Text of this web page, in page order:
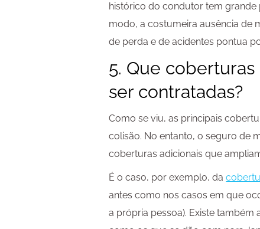
histórico do condutor tem grande
modo, a costumeira ausência de
de perda e de acidentes pontua
5. Que
ser contratadas?
Como se viu, as principais
colisão. No entanto, o seguro de
coberturas adicionais que
É o caso, por exemplo, da
antes como nos casos em que
a própria pessoa). Existe